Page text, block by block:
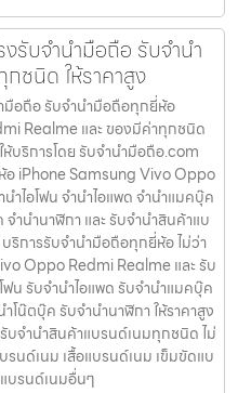
รับจำนำมือถือ รับจำนำ
ชนิด ให้ราคาสูง
มือถือ รับจำนำมือถือทุกยี่ห้อ
Realme และ ของมีค่าทุกชนิด
ห้บริการโดย รับจํานํามือถือ.com
อ iPhone Samsung Vivo Oppo
ำไอโฟน จำนำไอแพด จำนำแมคบุ๊ค
ำนำนาฬิกา และ รับจำนำสินค้าแบ
ริการรับจำนำมือถือทุกยี่ห้อ ไม่ว่า
Oppo Redmi Realme และ รับ
ฟน รับจำนำไอแพด รับจำนำแมคบุ๊ค
โน๊ตบุ๊ค รับจำนำนาฬิกา ให้ราคาสูง
บจำนำสินค้าแบรนด์เนมทุกชนิด ไม่
รนด์เนม เสื้อแบรนด์เนม เข็มขัดแบ
บรนด์เนมอื่นๆ